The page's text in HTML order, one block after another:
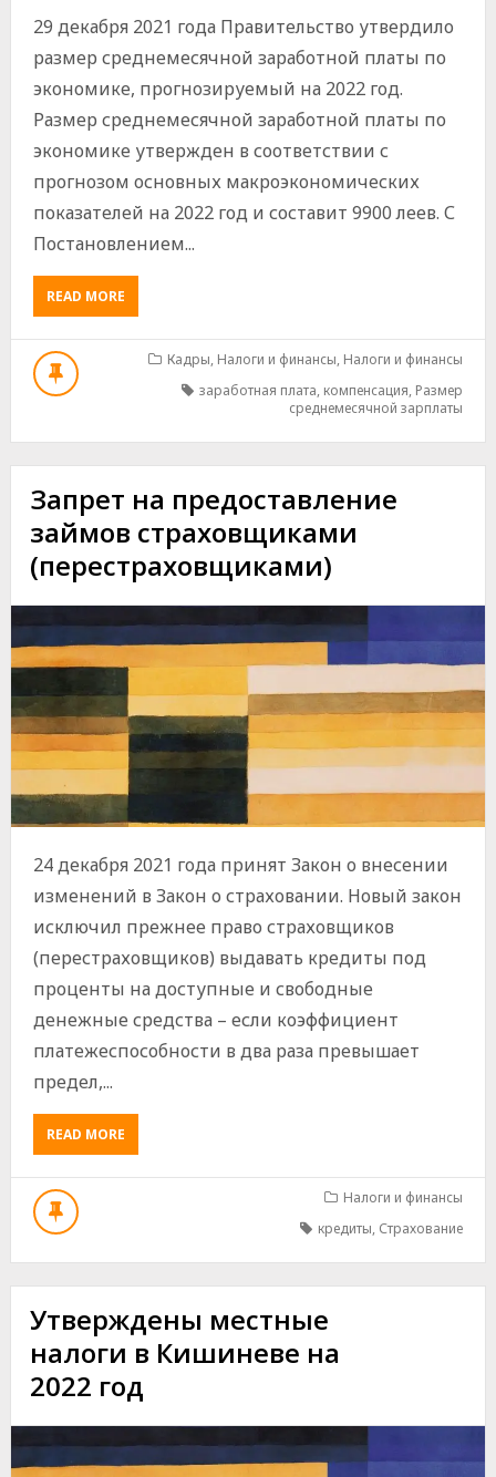
29 декабря 2021 года Правительство утвердило
размер среднемесячной заработной платы по
экономике, прогнозируемый на 2022 год.
Размер среднемесячной заработной платы по
экономике утвержден в соответствии с
прогнозом основных макроэкономических
показателей на 2022 год и составит 9900 леев. С
Постановлением...
READ MOREABOUT
РАЗМЕР
СРЕДНЕМЕСЯЧНОЙ
ЗАРПЛАТЫ
ЭКОНОМИКЕ,
НА
2022
Кадры, Налоги и финансы, Налоги и финансы
заработная плата, компенсация, Размер
среднемесячной зарплаты
Запрет на предоставление
займов страховщиками
(перестраховщиками)
24 декабря 2021 года принят Закон о внесении
изменений в Закон о страховании. Новый закон
исключил прежнее право страховщиков
(перестраховщиков) выдавать кредиты под
проценты на доступные и свободные
денежные средства – если коэффициент
платежеспособности в два раза превышает
предел,...
READ MOREABOUT
ЗАПРЕТ
НА
(ПЕРЕСТРАХОВЩИКАМИ)
Налоги и финансы
кредиты, Страхование
Утверждены местные
налоги в Кишиневе на
2022 год